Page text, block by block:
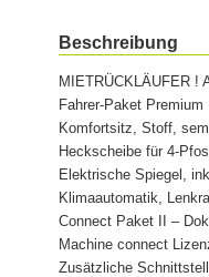
Beschreibung
MIETRÜCKLÄUFER !
Fahrer-Paket Premium
Komfortsitz, Stoff,
Heckscheibe für 4-
Elektrische Spiegel,
Klimaautomatik,
Connect Paket II –
Machine connect
Zusätzliche